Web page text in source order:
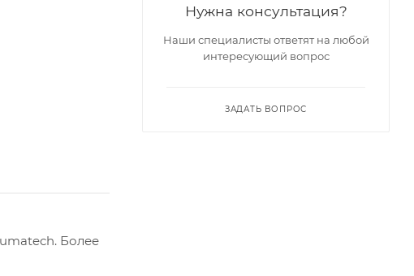
Более
Нужна консультация?
Наши специалисты ответят на любой
интересующий вопрос
ЗАДАТЬ ВОПРОС